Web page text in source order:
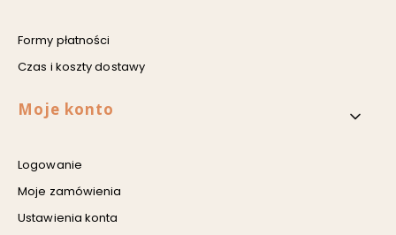
Formy płatności
Czas i koszty dostawy
Moje konto
Logowanie
Moje zamówienia
Ustawienia konta